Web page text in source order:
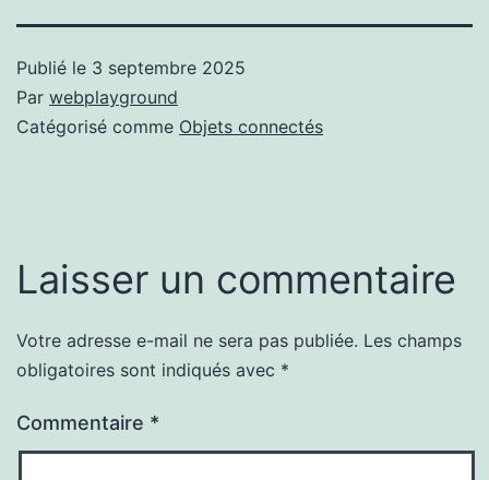
Publié le 3 septembre 2025
Par webplayground
Catégorisé comme Objets connectés
Laisser un commentaire
Votre adresse e-mail ne sera pas publiée. Les champs
obligatoires sont indiqués avec *
Commentaire *